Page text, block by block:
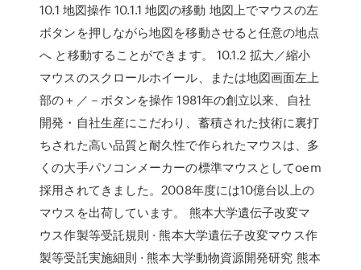
10.1 地図操作 10.1.1 地図の移動 地図上でマウスの左
ボタンを押しながら地図を移動させると任意の地点
へ と移動することができます。 10.1.2 拡大／縮小
マウスのスクロールホイール、または地図画面左上
部の＋／－ボタンを操作 1981年の創立以来、自社
開発・自社生産にこだわり、蓄積された技術に裏打
ちされた高い品質と耐久性で作られたマウスは、多
くの大手パソコンメーカーの標準マウスとしてoem
採用されてきました。2008年度には10億台以上の
マウスを出荷しています。 熊本大学遺伝子改変マ
ウス作製等受託規則 · 熊本大学遺伝子改変マウス作
製等受託実施細則 · 熊本大学動物資源開発研究 熊本